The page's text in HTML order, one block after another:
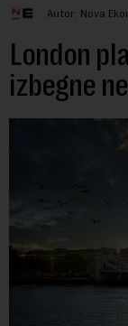
Autor: Nova
London
izbegne